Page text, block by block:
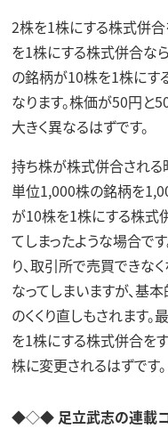
2株を1株にする株式併
を1株にする株式併合な
の銘柄が10株を1株にす
なります。株価が50円と
大きく異なるはずです。
持ち株が株式併合される
単位1,000株の銘柄を
が10株を1株にする株式
てしまったような場合で
り、取引所で売買できな
なってしまいますが、基
のくくり直しもされます
を1株にする株式併合を
株に変更されるはずです。
◆◇◆ 足立武志の連載